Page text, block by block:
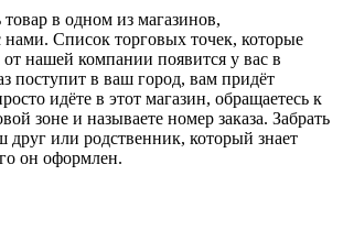
в одном из магазинов,
Список торговых точек, которые
нашей компании появится у вас в
поступит в ваш город, вам придёт
идёте в этот магазин, обращаетесь к
зоне и называете номер заказа. Забрать
или родственник, который знает
он оформлен.